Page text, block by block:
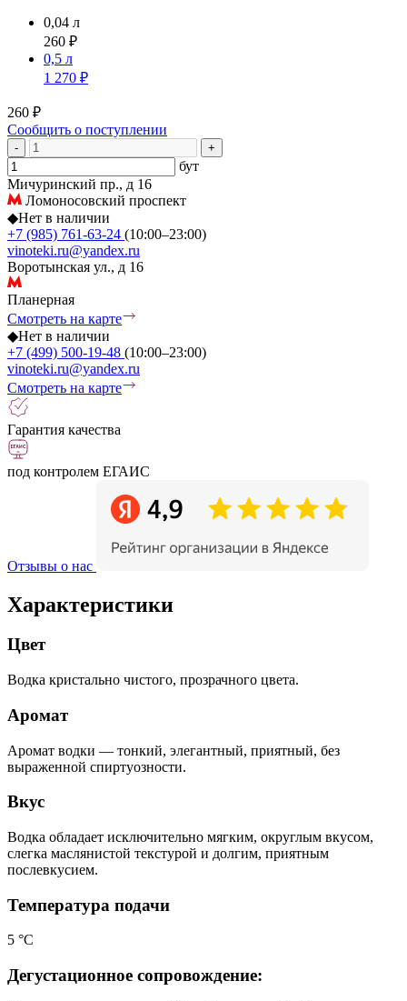
0,04 л
260 ₽
0,5 л
1 270 ₽
260 ₽
Сообщить о поступлении
- +
бут
Мичуринский пр., д 16
Ломоносовский проспект
◆Нет в наличии
+7 (985) 761-63-24 (10:00–23:00)
vinoteki.ru@yandex.ru
Воротынская ул., д 16
Планерная
Смотреть на карте
◆Нет в наличии
+7 (499) 500-19-48 (10:00–23:00)
vinoteki.ru@yandex.ru
Смотреть на карте
Гарантия качества
под контролем ЕГАИС
Отзывы о нас
Характеристики
Цвет
Водка кристально чистого, прозрачного цвета.
Аромат
Аромат водки — тонкий, элегантный, приятный, без
выраженной спиртуозности.
Вкус
Водка обладает исключительно мягким, округлым вкусом,
слегка маслянистой текстурой и долгим, приятным
послевкусием.
Температура подачи
5 °С
Дегустационное сопровождение: